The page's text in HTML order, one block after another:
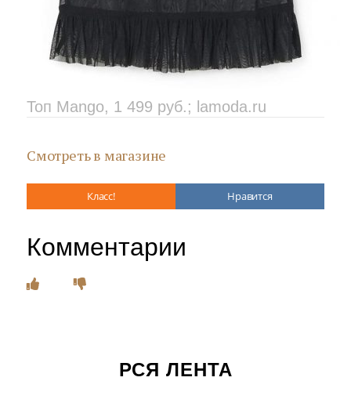
Топ Mango, 1 499 руб.; lamoda.ru
Смотреть в магазине
Класс! Нравится
Комментарии
РСЯ ЛЕНТА